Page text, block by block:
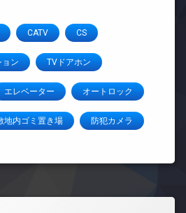
CATV CS
ョン TVドアホン
エレベーター オートロック
地内ゴミ置き場 防犯カメラ